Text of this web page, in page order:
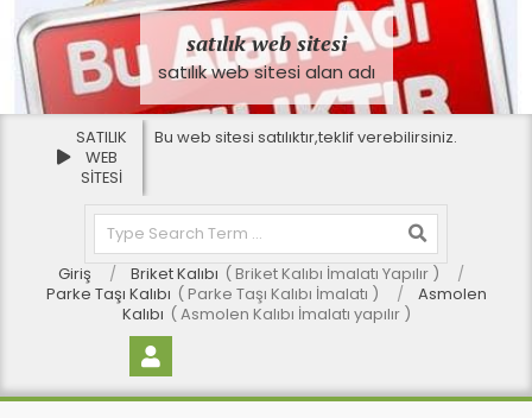
Skip
to
content
satılık web sitesi
satılık web sitesi alan adı
SATILIK
WEB
SİTESİ
Bu web sitesi satılıktır,teklif verebilirsiniz.
Search
Giriş Briket Kalıbı
Briket Kalıbı İmalatı Yapılır
Parke Taşı Kalıbı
Parke Taşı Kalıbı İmalatı
Asmolen
Kalıbı
Asmolen Kalıbı İmalatı yapılır